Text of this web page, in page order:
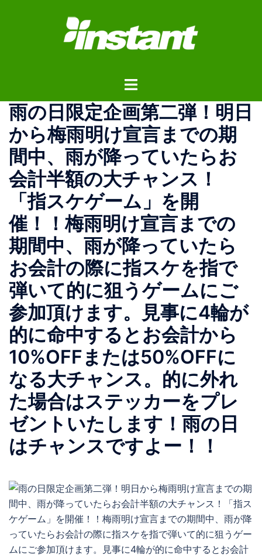
ス
ト
ル
メ
ニ
ュ
ー
雨の日限定企画第二弾！明日
から梅雨明け宣言までの期
間中、雨が降っていたらお
会計半額の大チャンス！
「指スケゲーム」を開
催！！梅雨明け宣言までの
期間中、雨が降っていたら
お会計の際に指スケを指で
弾いて的に狙うゲームにご
参加頂けます。見事に4輪が
的に命中するとお会計から
10%OFFまたは50%OFFに
なる大チャンス。的に外れ
た場合はステッカーをプレ
ゼントいたします！雨の日
はチャンスですよー！！